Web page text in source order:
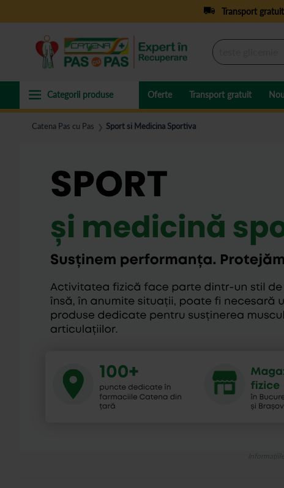
Transport
Oferte Transport gratuit
Catena Pas cu Pas ❯ Sport si Medicina Sportiva